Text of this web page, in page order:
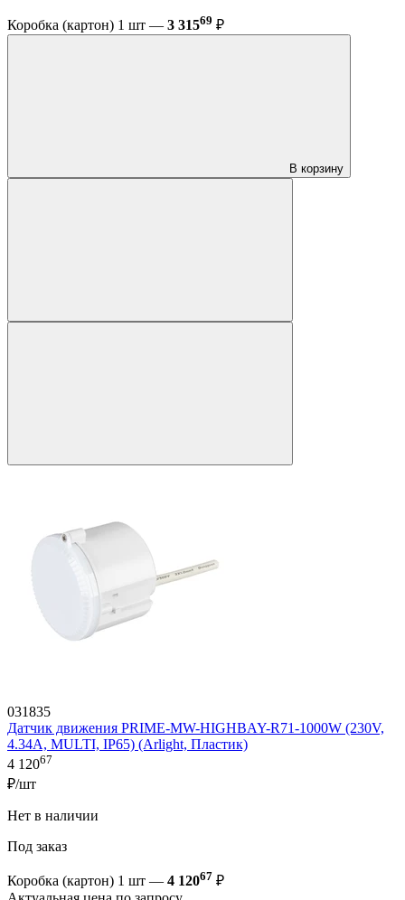
Коробка (картон) 1 шт — 3 31569 ₽
В корзину
031835
Датчик движения PRIME-MW-HIGHBAY-R71-1000W (230V,
4.34A, MULTI, IP65) (Arlight, Пластик)
4 12067
₽/шт
Нет в наличии
Под заказ
Коробка (картон) 1 шт — 4 12067 ₽